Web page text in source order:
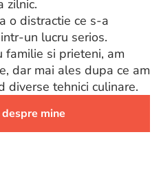
zilnic.
o distractie ce s-a
un lucru serios.
familie si prieteni, am
dar mai ales dupa ce am
diverse tehnici culinare.
mine